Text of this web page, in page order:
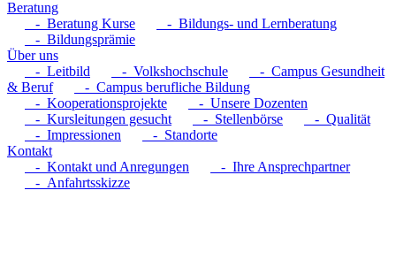
Beratung
- Beratung Kurse
- Bildungs- und Lernberatung
- Bildungsprämie
Über uns
- Leitbild
- Volkshochschule
- Campus Gesundheit
& Beruf
- Campus berufliche Bildung
- Kooperationsprojekte
- Unsere Dozenten
- Kursleitungen gesucht
- Stellenbörse
- Qualität
- Impressionen
- Standorte
Kontakt
- Kontakt und Anregungen
- Ihre Ansprechpartner
- Anfahrtsskizze